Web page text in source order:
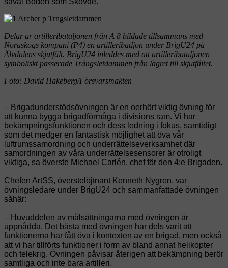
Delar ur artilleribataljonen från A 8 bildade tillsammans med
Noraskogs kompani (P4) en artilleribatljon under BrigU24 på
Älvdalens skjutfält. BrigU24 inleddes med att artilleribataljonen
symboliskt passerade Trängsletdammen från lägret till skjutfältet.
Foto: David Hakeberg/Försvarsmakten
– Brigadunderstödsövningen är en oerhört viktig övning för
att kunna bygga brigadförmåga i divisions ram. Vi har
bekämpningsfunktionen och dess ledning i fokus, samtidigt
som det medger en fantastisk möjlighet att öva vår
luftrumssamordning och underrättelseverksamhet där
samordningen av våra underrättelsesensorer är otroligt
viktiga, sa överste Michael Carlén, chef för den 4:e Brigaden.
Chefen ArtSS, överstelöjtnant Kenneth Nygren, var
övningsledare under BrigU24 och sammanfattade övningen
såhär:
– Huvuddelen av målsättningarna med övningen är
uppnådda. Det bästa med övningen har dels varit att
funktionerna har fått öva i kontexten av en brigad, men också
att vi har tillförts funktioner i form av bland annat helikopter
och telekrig. Övningen påvisar återigen att bekämpning berör
samtliga och inte bara artilleri.